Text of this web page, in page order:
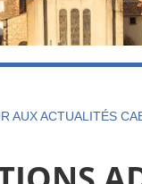
AUX ACTUALITÉS